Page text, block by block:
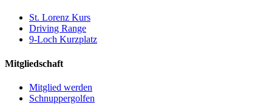
St. Lorenz Kurs
Driving Range
9-Loch Kurzplatz
Mitgliedschaft
Mitglied werden
Schnuppergolfen